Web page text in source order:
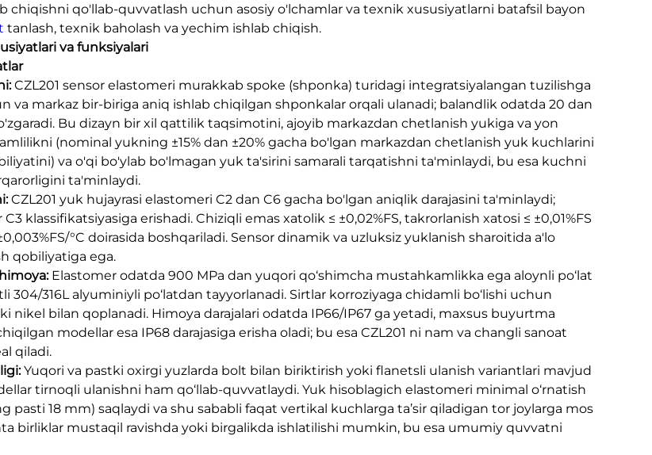
chiqishni qo'llab-quvvatlash uchun asosiy o'lchamlar va texnik xususiyatlarni batafsil bayon
tanlash, texnik baholash va yechim ishlab chiqish.
va funksiyalari
CZL201 sensor elastomeri murakkab spoke (shponka) turidagi integratsiyalangan tuzilishga
va markaz bir-biriga aniq ishlab chiqilgan shponkalar orqali ulanadi; balandlik odatda 20 dan
Bu dizayn bir xil qattilik taqsimotini, ajoyib markazdan chetlanish yukiga va yon
(nominal yukning ±15% dan ±20% gacha bo'lgan markazdan chetlanish yuk kuchlarini
va o'qi bo'ylab bo'lmagan yuk ta'sirini samarali tarqatishni ta'minlaydi, bu esa kuchni
ta'minlaydi.
CZL201 yuk hujayrasi elastomeri C2 dan C6 gacha bo'lgan aniqlik darajasini ta'minlaydi;
klassifikatsiyasiga erishadi. Chiziqli emas xatolik ≤ ±0,02%FS, takrorlanish xatosi ≤ ±0,01%FS
°C doirasida boshqariladi. Sensor dinamik va uzluksiz yuklanish sharoitida a'lo
qobiliyatiga ega.
Elastomer odatda 900 MPa dan yuqori qo‘shimcha mustahkamlikka ega aloynli po‘lat
304/316L alyuminiyli po‘latdan tayyorlanadi. Sirtlar korroziyaga chidamli bo‘lishi uchun
nikel bilan qoplanadi. Himoya darajalari odatda IP66/IP67 ga yetadi, maxsus buyurtma
modellar esa IP68 darajasiga erisha oladi; bu esa CZL201 ni nam va changli sanoat
qiladi.
Yuqori va pastki oxirgi yuzlarda bolt bilan biriktirish yoki flanetsli ulanish variantlari mavjud
tirnoqli ulanishni ham qo‘llab-quvvatlaydi. Yuk hisoblagich elastomeri minimal o‘rnatish
pasti 18 mm) saqlaydi va shu sababli faqat vertikal kuchlarga ta’sir qiladigan tor joylarga mos
birliklar mustaqil ravishda yoki birgalikda ishlatilishi mumkin, bu esa umumiy quvvatni